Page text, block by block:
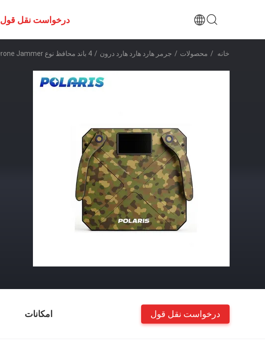
درخواست نقل قول
خانه / محصولات / جرمر هارد هارد هارد درون / 4 باند محافظ نوع Drone Jammer دستگیر طراحی کامپکت فرکانس رادیویی RF Jammer
امکانات درخواست نقل قول